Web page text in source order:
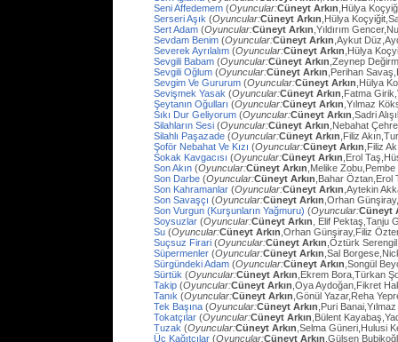
Seni Affedemem (Oyuncular:Cüneyt Arkın ,Hülya
Serseri Aşık (Oyuncular:Cüneyt Arkın ,Hülya
Sert Adam (Oyuncular:Cüneyt Arkın ,Yıldırım
Sevdam Benim (Oyuncular:Cüneyt Arkın ,Aykut
Severek Ayrılalım (Oyuncular:Cüneyt Arkın ,Hülya
Sevgili Babam (Oyuncular:Cüneyt Arkın ,Zeynep
Sevgili Oğlum (Oyuncular:Cüneyt Arkın ,Perihan
Sevgim Ve Gururum (Oyuncular:Cüneyt Arkın ,Hülya
Sevişmek Yasak (Oyuncular:Cüneyt Arkın ,Fatma
Şeytanın Oğulları (Oyuncular:Cüneyt Arkın ,Yılmaz
Sıkı Dur Geliyorum (Oyuncular:Cüneyt Arkın ,Sadri
Silahların Sesi (Oyuncular:Cüneyt Arkın ,Nebahat
Silahlı Paşazade (Oyuncular:Cüneyt Arkın ,Filiz
Şoför Nebahat Ve Kızı (Oyuncular:Cüneyt Arkın ,Filiz
Sokak Kavgacısı (Oyuncular:Cüneyt Arkın ,Erol
Son Akın (Oyuncular:Cüneyt Arkın ,Melike
Son Darbe (Oyuncular:Cüneyt Arkın ,Bahar Öztan,Erol
Son Kahramanlar (Oyuncular:Cüneyt Arkın ,Aytekin
Son Savaşçı (Oyuncular:Cüneyt Arkın ,Orhan
Son Vurgun (Kurşunların Yağmuru) (Oyuncular:Cüneyt
Soysuzlar (Oyuncular:Cüneyt Arkın , Elif Pektaş,Tanju
Su (Oyuncular:Cüneyt Arkın ,Orhan Günşiray,Filiz
Suçsuz Firari (Oyuncular:Cüneyt Arkın ,Öztürk
Süpermenler (Oyuncular:Cüneyt Arkın ,Sal
Sürgündeki Adam (Oyuncular:Cüneyt Arkın ,Songül
Sürtük (Oyuncular:Cüneyt Arkın ,Ekrem Bora,Türkan
Takip (Oyuncular:Cüneyt Arkın ,Oya Aydoğan,Fikret
Tanık (Oyuncular:Cüneyt Arkın ,Gönül Yazar,Reha
Tek Başına (Oyuncular:Cüneyt Arkın ,Puri
Tokatçılar (Oyuncular:Cüneyt Arkın ,Bülent
Tuzak (Oyuncular:Cüneyt Arkın ,Selma Güneri,Hulusi
Üç Kağıtçılar (Oyuncular:Cüneyt Arkın ,Gülşen